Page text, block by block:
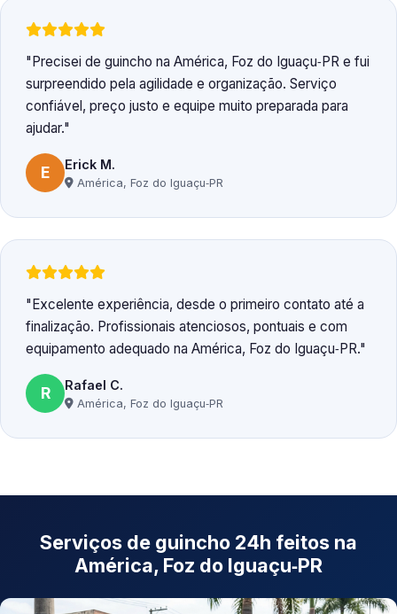
Precisei de guincho na América, Foz do Iguaçu‑PR e fui
surpreendido pela agilidade e organização. Serviço
confiável, preço justo e equipe muito preparada para
ajudar.
E Erick M.
América, Foz do Iguaçu‑PR
Excelente experiência, desde o primeiro contato até a
finalização. Profissionais atenciosos, pontuais e com
equipamento adequado na América, Foz do Iguaçu‑PR.
R Rafael C.
América, Foz do Iguaçu‑PR
Serviços de guincho 24h feitos na
América, Foz do Iguaçu‑PR